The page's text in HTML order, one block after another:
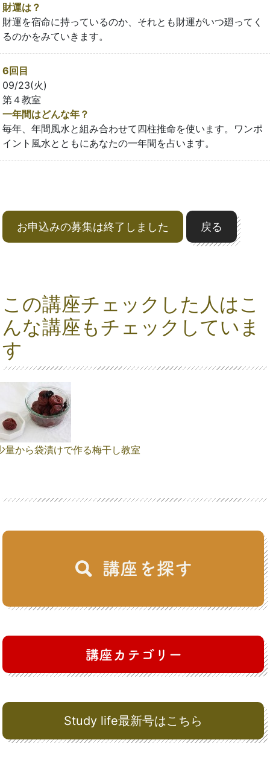
Study life最新号はこちら
財運は？
財運を宿命に持っているのか、それとも財運がいつ廻ってく
るのかをみていきます。
6回目
09/23(火)
第４教室
一年間はどんな年？
毎年、年間風水と組み合わせて四柱推命を使います。ワンポ
イント風水とともにあなたの一年間を占います。
お申込みの募集は終了しました 戻る
この講座チェックした人はこ
んな講座もチェックしていま
す
量から袋漬けで作る梅干し教室